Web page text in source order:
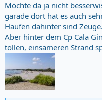
Möchte da ja nicht
garade dort hat es auch
Haufen dahinter sind Zeuge.
Aber hinter dem Cp Cala
tollen, einsameren Strand